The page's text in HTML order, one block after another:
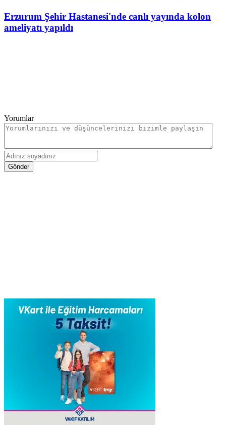
Erzurum Şehir Hastanesi'nde canlı yayında kolon
ameliyatı yapıldı
Yorumlar
Gönder